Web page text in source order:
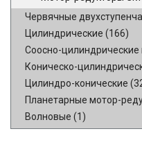
Червячные
Цилиндрические (166)
Соосно-
Коническо-
Цилиндро-конические
Планетарные мотор-
Волновые (1)